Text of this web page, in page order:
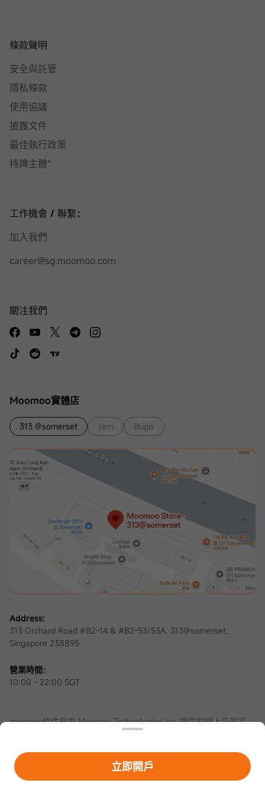
條款聲明
安全與託管
隱私條款
使用協議
披露文件
最佳執行政策
持牌主體*
工作機會 / 聯繫：
加入我們
career@sg.moomoo.com
關注我們
Moomoo實體店
313 @somerset Jem Bugis
Address:
313 Orchard Road #B2-14 & #B2-53/53A, 313@somerset,
Singapore 238895
營業時間：
10:00 - 22:00 SGT
moomoo軟件是由 Moomoo Technologies Inc. 提供的線上交易平
PS20200617
）持有者Moomoo Financial Singapore Pte. Ltd.提
供，具有豁免金融顧問資格，並由新加坡金融管理局(MAS)監管。